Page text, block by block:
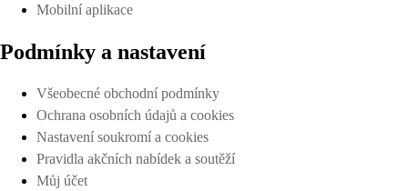
Mobilní aplikace
Podmínky a nastavení
Všeobecné obchodní podmínky
Ochrana osobních údajů a cookies
Nastavení soukromí a cookies
Pravidla akčních nabídek a soutěží
Můj účet